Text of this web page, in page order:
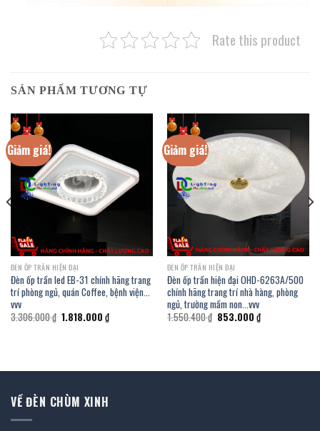
Rate this product
SẢN PHẨM TƯƠNG TỰ
Giảm giá!
ĐÈN ỐP TRẦN HIỆN ĐẠI
Đèn ốp trần led EB-31 chính hãng trang
trí phòng ngủ, quán Coffee, bệnh viện…
vvv
3.306.000₫ Giá
gốc
1.818.000 ₫Giá
hiện
Giảm giá!
ĐÈN ỐP TRẦN HIỆN ĐẠI
Đèn ốp trần hiện đại OHD-6263A/500
chính hãng trang trí nhà hàng, phòng
ngủ, trường mầm non…vvv
1.550.400₫ Giá
gốc
853.000 ₫Giá
hiện
VỀ ĐÈN CHÙM XINH